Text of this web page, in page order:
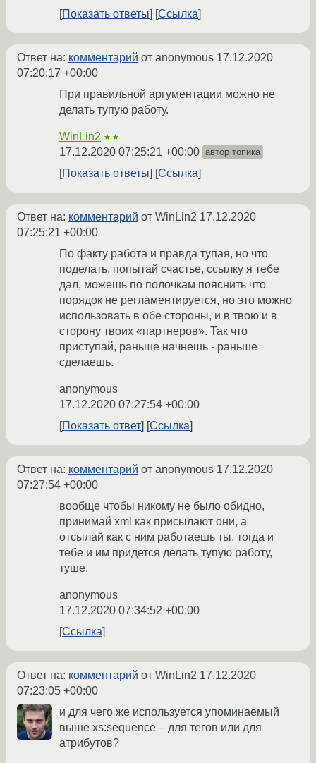
Показать ответы Ссылка
Ответ на: комментарий от anonymous 17.12.2020
07:20:17 +00:00
При правильной аргументации можно не
делать тупую работу.
WinLin2 ★★
17.12.2020 07:25:21 +00:00 автор топика
Показать ответы Ссылка
Ответ на: комментарий от WinLin2 17.12.2020
07:25:21 +00:00
По факту работа и правда тупая, но что
поделать, попытай счастье, ссылку я тебе
дал, можешь по полочкам пояснить что
порядок не регламентируется, но это можно
использовать в обе стороны, и в твою и в
сторону твоих «партнеров». Так что
приступай, раньше начнешь - раньше
сделаешь.
anonymous
17.12.2020 07:27:54 +00:00
Показать ответ
Ссылка
Ответ на: комментарий от anonymous 17.12.2020
07:27:54 +00:00
вообще чтобы никому не было обидно,
принимай xml как присылают они, а
отсылай как с ним работаешь ты, тогда и
тебе и им придется делать тупую работу,
туше.
anonymous
17.12.2020 07:34:52 +00:00
Ссылка
Ответ на: комментарий от WinLin2 17.12.2020
07:23:05 +00:00
и для чего же используется упоминаемый
выше xs:sequence – для тегов или для
атрибутов?